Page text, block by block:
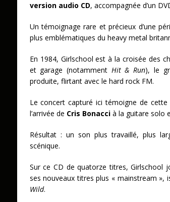
version audio CD, accompagnée d’un
Un témoignage rare et précieux d’une
plus emblématiques du heavy metal
En 1984, Girlschool est à la croisée des
et garage (notamment Hit & Run), le
produite, flirtant avec le hard rock FM.
Le concert capturé ici témoigne de
l’arrivée de Cris Bonaccià la guitare solo
Résultat : un son plus travaillé, plus
scénique.
Sur ce CD de quatorze titres, Girlschool
ses nouveaux titres plus « mainstream »,
Wild.